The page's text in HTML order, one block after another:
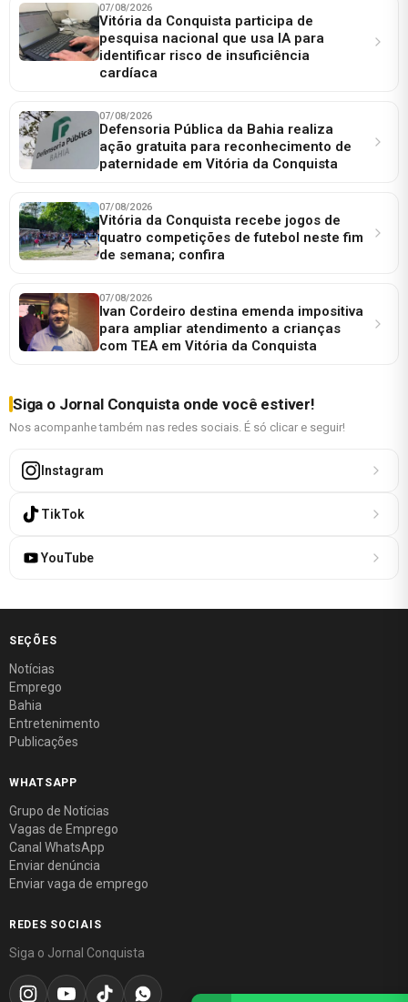
07/08/2026
Vitória da Conquista participa de
pesquisa nacional que usa IA para
identificar risco de insuficiência
cardíaca
07/08/2026
Defensoria Pública da Bahia realiza
ação gratuita para reconhecimento de
paternidade em Vitória da Conquista
07/08/2026
Vitória da Conquista recebe jogos de
quatro competições de futebol neste fim
de semana; confira
07/08/2026
Ivan Cordeiro destina emenda impositiva
para ampliar atendimento a crianças
com TEA em Vitória da Conquista
Siga o Jornal Conquista onde você estiver!
Nos acompanhe também nas redes sociais. É só clicar e seguir!
Instagram
TikTok
YouTube
SEÇÕES
Notícias
Emprego
Bahia
Entretenimento
Publicações
WHATSAPP
Grupo de Notícias
Vagas de Emprego
Canal WhatsApp
Enviar denúncia
Enviar vaga de emprego
REDES SOCIAIS
Siga o Jornal Conquista